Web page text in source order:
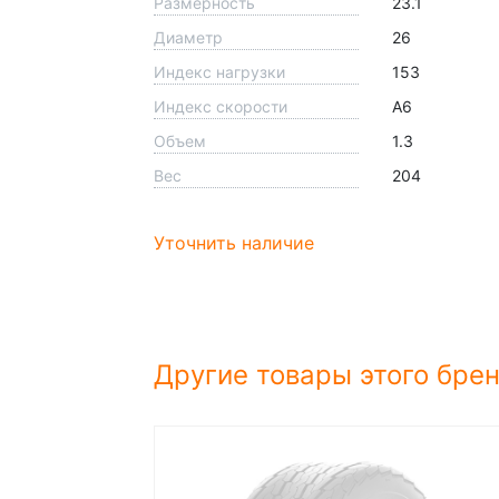
Диаметр
26
Индекс нагрузки
153
Индекс скорости
A6
Объем
1.3
Вес
204
Уточнить наличие
Другие товары этого